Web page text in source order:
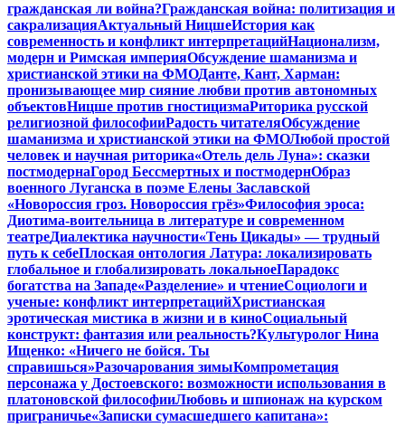
гражданская ли война?Гражданская война: политизация и
сакрализацияАктуальный НицшеИстория как
современность и конфликт интерпретацийНационализм,
модерн и Римская империяОбсуждение шаманизма и
христианской этики на ФМОДанте, Кант, Харман:
пронизывающее мир сияние любви против автономных
объектовНицше против гностицизмаРиторика русской
религиозной философииРадость читателяОбсуждение
шаманизма и христианской этики на ФМОЛюбой простой
человек и научная риторика«Отель дель Луна»: сказки
постмодернаГород Бессмертных и постмодернОбраз
военного Луганска в поэме Елены Заславской
«Новороссия гроз. Новороссия грёз»Философия эроса:
Диотима-воительница в литературе и современном
театреДиалектика научности«Тень Цикады» — трудный
путь к себеПлоская онтология Латура: локализировать
глобальное и глобализировать локальноеПарадокс
богатства на Западе«Разделение» и чтениеСоциологи и
ученые: конфликт интерпретацийХристианская
эротическая мистика в жизни и в киноСоциальный
конструкт: фантазия или реальность?Культуролог Нина
Ищенко: «Ничего не бойся. Ты
справишься»Разочарования зимыКомпрометация
персонажа у Достоевского: возможности использования в
платоновской философииЛюбовь и шпионаж на курском
приграничье«Записки сумасшедшего капитана»: